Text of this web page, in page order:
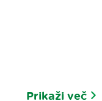
Prikaži več